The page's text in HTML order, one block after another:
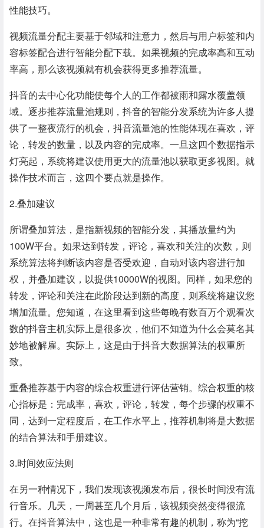
性能技巧。
视频流量分配主要基于邻域和注意力，然后与用户标签和内
容标签配合进行智能分配下载。如果视频的完成率高和互动
率高，那么该视频就有机会获得更多推荐流量。
抖音的去中心化功能使每个人的工作都被雨和露水覆盖领
域。逐步推荐流量池规则，抖音的智能分发系统为许多人提
供了一整夜流行的机会，抖音流量池的性能体现在喜欢，评
论，转发的数量，以及内容的完成率。一旦这四个数据指示
灯亮起，系统将建议使用更大的流量池以获取更多视图。就
操作技术而言，这四个要点就是操作。
2.叠加建议
所谓叠加算法，是指新视频的智能分发，其播放量约为
100W平台。如果达到转发，评论，喜欢和关注的次数，则
系统算法将判断该内容是否受欢迎，自动对该内容进行加
权，并叠加建议，以提供10000W的视图。同样，如果您的
转发，评论和关注在此阶段达到新的高度，则系统将建议您
增加流量。您知道，在这里看到这些每晚有数百万个观看次
数的抖音主机实际上是很多次，他们不知道为什么会莫名其
妙地被解雇。实际上，这是由于抖音大数据算法的权重所
致。
重叠推荐基于内容的综合权重进行评估营销。综合权重的核
心指标是：完成率，喜欢，评论，转发，每个步骤的权重不
同，达到一定程度后，在工作水平上，推荐机制将是大数据
的结合算法和手册建议。
3.时间效应法则
在另一种情况下，我们发现该视频发布后，很长时间没有流
行音乐。几天，一周甚至几个月后，该视频突然变得很流
行。在抖音算法中，这也是一种非常有趣的机制，称为“挖